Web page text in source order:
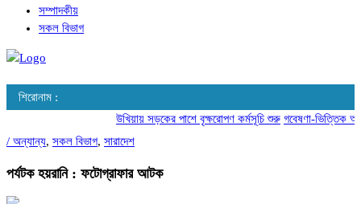
সম্পাদকীয়
সকল বিভাগ
শিরোনাম :
উখিয়ায় সড়কের পাশে বৃক্ষরোপণ কর্মসূচি শুরু গবেষণা-ভিত্তিক
/ অন্যান্য, সকল বিভাগ, সারাদেশ
পর্যটক হয়রানি : ফটোগ্রাফার আটক